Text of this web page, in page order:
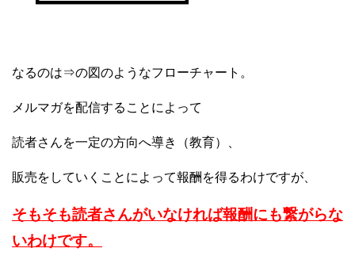
なるのは⇒の図のようなフローチャート。
メルマガを配信することによって
読者さんを一定の方向へ導き（教育）、
販売をしていくことによって報酬を得るわけですが、
そもそも読者さんがいなければ報酬にも繋がらな
いわけです。